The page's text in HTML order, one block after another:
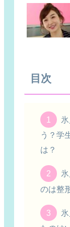
目次
う？学
は？
のは整